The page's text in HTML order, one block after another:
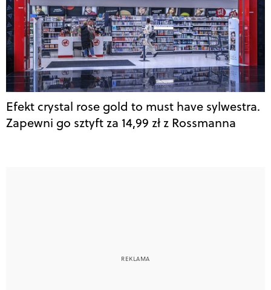
Efekt crystal rose gold to must have sylwestra.
Zapewni go sztyft za 14,99 zł z Rossmanna